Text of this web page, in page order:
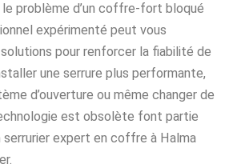
problème d’un coffre-fort bloqué
expérimenté peut vous
pour renforcer la fiabilité de
une serrure plus performante,
d’ouverture ou même changer de
est obsolète font partie
serrurier expert en coffre à Halma